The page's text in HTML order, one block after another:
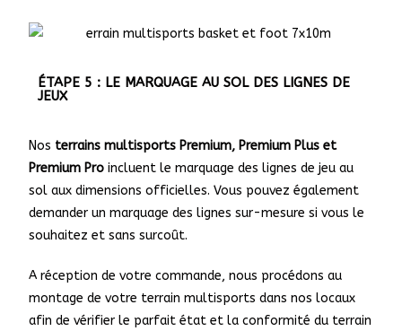
ÉTAPE 5 : LE MARQUAGE AU SOL DES LIGNES DE
JEUX
Nos terrains multisports Premium, Premium Plus et
Premium Pro incluent le marquage des lignes de jeu au
sol aux dimensions officielles. Vous pouvez également
demander un marquage des lignes sur-mesure si vous le
souhaitez et sans surcoût.
A réception de votre commande, nous procédons au
montage de votre terrain multisports dans nos locaux
afin de vérifier le parfait état et la conformité du terrain